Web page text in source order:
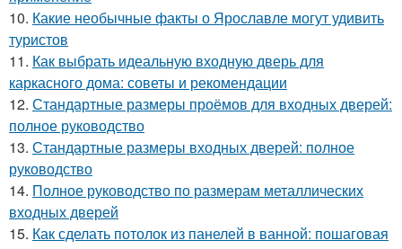
10. Какие необычные факты о Ярославле могут удивить
туристов
11. Как выбрать идеальную входную дверь для
каркасного дома: советы и рекомендации
12. Стандартные размеры проёмов для входных дверей:
полное руководство
13. Стандартные размеры входных дверей: полное
руководство
14. Полное руководство по размерам металлических
входных дверей
15. Как сделать потолок из панелей в ванной: пошаговая